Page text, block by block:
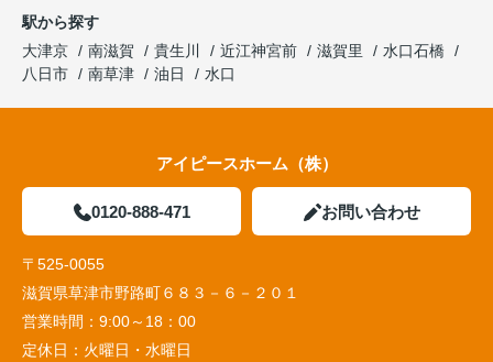
駅から探す
大津京
南滋賀 貴生川 近江神宮前 滋賀里
水口石橋
八日市
南草津 油日 水口
アイピースホーム（株）
0120-888-471 お問い合わせ
〒525-0055
滋賀県草津市野路町６８３－６－２０１
営業時間： 9:00～18：00
定休日： 火曜日・水曜日